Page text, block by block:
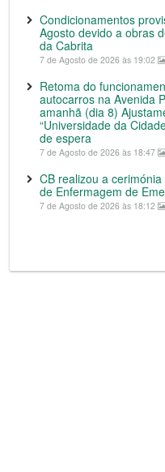
Condicionamentos
Agosto devido a obras
da Cabrita
7 de Agosto de 2026 às 19:02
Retoma do
autocarros na Avenida
amanhã (dia 8)
“Universidade da
de espera
7 de Agosto de 2026 às 18:47
CB realizou a
de Enfermagem de
7 de Agosto de 2026 às 18:12